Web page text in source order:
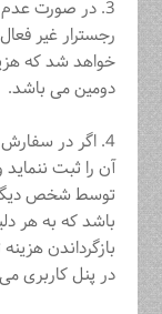
3. در صورت عدم
رجسترار غیر
دومین می باشد.‏
4. اگر در
آن را ثبت
توسط شخص
باشد که به هر
بازگرداندن
در پنل کاربری